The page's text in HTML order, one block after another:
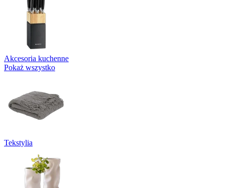
Akcesoria kuchenne
Pokaż wszystko
Tekstylia